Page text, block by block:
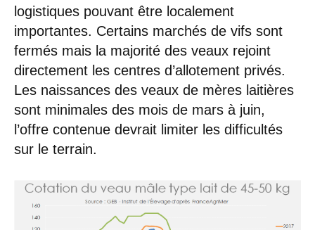
logistiques pouvant être localement
importantes. Certains marchés de vifs sont
fermés mais la majorité des veaux rejoint
directement les centres d’allotement privés.
Les naissances des veaux de mères laitières
sont minimales des mois de mars à juin,
l’offre contenue devrait limiter les difficultés
sur le terrain.